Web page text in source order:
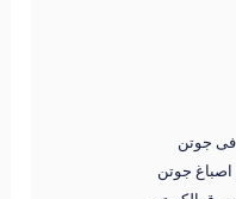
فى جوتن
اصباغ جوتن